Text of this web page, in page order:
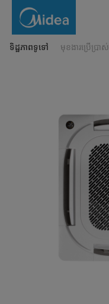
48CRN8
ទិដ្ឋភាពទូទៅ មុខងារប្រើប្រាស់